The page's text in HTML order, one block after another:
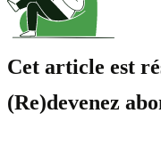
Cet article est
(Re)devenez